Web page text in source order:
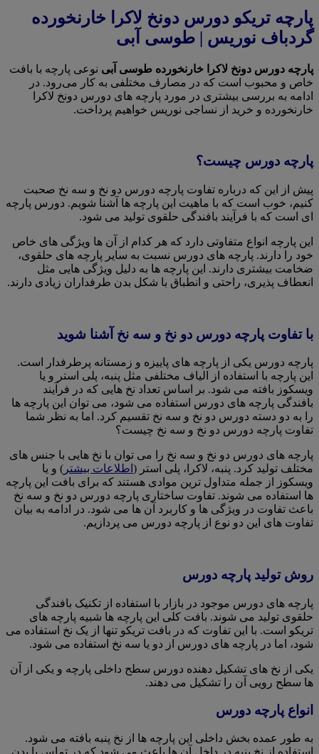
پارچه تریکو دورس دونخ لاکرا خارنخورده
گردباف نوریس | طوسی آبی
پارچه دورس دونخ لاکرا خارنخورده طوسی آبی نوعی پارچه با بافت
خاص و محبوب است که در مصارف مختلفی به کار می‌رود. در
ادامه به بررسی بیشتری در مورد پارچه های دورس دونخ لاکرا
خارنخورده و خرید از نساجی نوریس خواهیم پرداخت.
پارچه دورس چیست؟
پیش از این که درباره تفاوت پارچه دورس دو نخ و سه نخ صحبت
کنیم، خوب است که با ماهیت این پارچه ها آشنا شویم. دورس پارچه
ای است که با فرآیند بافندگی حلقوی تولید می شود.
این پارچه انواع متفاوتی دارد که هر کدام از آن ها ویژگی های خاص
خود را دارند. پارچه های دورس نسبت به سایر پارچه های حلقوی،
ضخامت بیشتری دارند. این پارچه ها به دلیل ویژگی هایی مثل
انعطاف پذیری، راحتی و انطباق با شکل بدن طرفداران زیادی دارند.
با تفاوت پارچه دورس دو نخ و سه نخ آشنا شوید
پارچه دورس یکی از پارچه های پاییزه و زمستانه پرطرفدار است.
این پارچه با استفاده از الیاف مختلفی مثل پنبه، پلی استر و یا
ویسکوز بافته می شود. بر اساس تعداد نخ هایی که در فرآیند
بافندگی پارچه های دورس استفاده می شود، می توان این پارچه ها
را به دو دسته دورس دو نخ و سه نخ تقسیم کرد. اما به نظر شما
تفاوت پارچه دورس دو نخ و سه نخ چیست؟
پارچه های دورس دو نخ و سه نخ را می توان با نخ هایی با جنس های
مختلف تولید کرد. پنبه، لاکرا، پلی استر ( اطلاعات بیشتر ) و یا
ویسکوز از جمله متداول ترین موادی هستند که برای بافت این پارچه
ها استفاده می شوند. تفاوت ساختاری پارچه دورس دو نخ و سه نخ
باعث تفاوت در ویژگی ها و کاربرد آن ها می شود. در ادامه به بیان
تفاوت های این دو نوع از پارچه دورس می پردازیم.
روش تولید پارچه دورس
پارچه های دورس موجود در بازار با استفاده از تکنیک بافندگی
حلقوی تولید می شوند. بافت کلی این پارچه ها شبیه پارچه های
تریکو است. با این تفاوت که در بافت تریکو تنها از یک نخ استفاده می
شود، اما در پارچه های دورس از دو یا سه نخ استفاده می شود.
یکی از نخ های تشکیل دهنده دورس سطح داخلی پارچه و یکی از آن
ها سطح رویی آن را تشکیل می دهند.
انواع پارچه دورس
به طور عمده بخش داخلی این پارچه ها از نخ پنبه بافته می شود.